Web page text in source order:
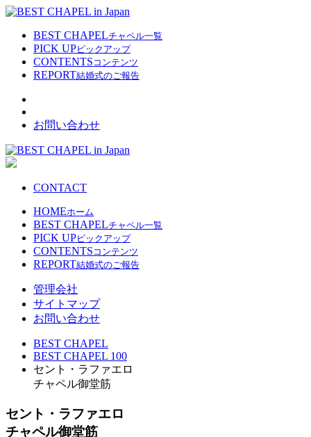
BEST CHAPELチャペル一覧
PICK UPピックアップ
CONTENTS コンテンツ
REPORT結婚式のご報告
お問い合わせ
CONTACT
HOMEホーム
BEST CHAPELチャペル一覧
PICK UPピックアップ
CONTENTS コンテンツ
REPORT結婚式のご報告
管理会社
サイトマップ
お問い合わせ
BEST CHAPEL
BEST CHAPEL 100
セント・ラファエロ
チャペル御堂筋
セント・ラファエロ
チャペル御堂筋